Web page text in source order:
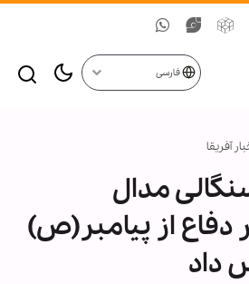
فارسی
آفریقا
مدال
دفاع از پیامبر(ص)
داد